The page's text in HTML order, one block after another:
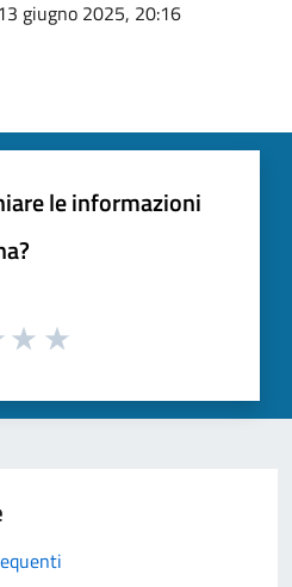
giugno 2025, 20:16
le informazioni